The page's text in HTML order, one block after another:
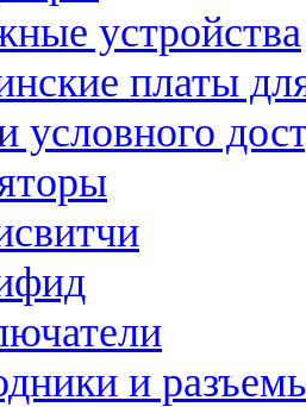
устройства
платы
условного
и